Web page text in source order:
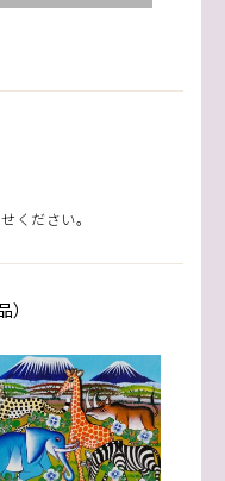
ください。